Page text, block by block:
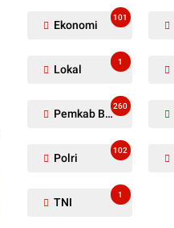
Ekonomi
101
Lokal
1
Pemkab Barito Utara
260
Polri
102
TNI
1